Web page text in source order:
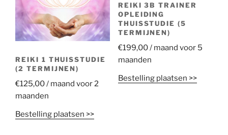
REIKI 1 THUISSTUDIE
(2 TERMIJNEN)
€125,00/ maand voor 2
maanden
Bestelling plaatsen >>
REIKI 3B TRAINER
OPLEIDING
THUISSTUDIE (5
TERMIJNEN)
€199,00/ maand voor 5
maanden
Bestelling plaatsen >>